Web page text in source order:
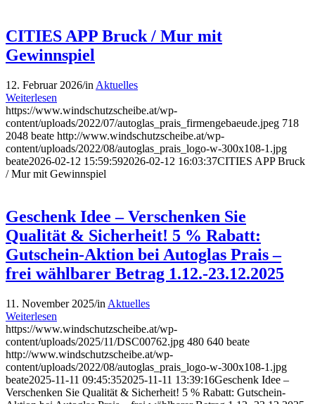
CITIES APP Bruck / Mur mit
Gewinnspiel
12. Februar 2026/in Aktuelles
Weiterlesen
https://www.windschutzscheibe.at/wp-
content/uploads/2022/07/autoglas_prais_firmengebaeude.jpeg 718
2048 beate http://www.windschutzscheibe.at/wp-
content/uploads/2022/08/autoglas_prais_logo-w-300x108-1.jpg
beate2026-02-12 15:59:592026-02-12 16:03:37CITIES APP Bruck
/ Mur mit Gewinnspiel
Geschenk Idee – Verschenken Sie
Qualität & Sicherheit! 5 % Rabatt:
Gutschein-Aktion bei Autoglas Prais –
frei wählbarer Betrag 1.12.-23.12.2025
11. November 2025/in Aktuelles
Weiterlesen
https://www.windschutzscheibe.at/wp-
content/uploads/2025/11/DSC00762.jpg 480 640 beate
http://www.windschutzscheibe.at/wp-
content/uploads/2022/08/autoglas_prais_logo-w-300x108-1.jpg
beate2025-11-11 09:45:352025-11-11 13:39:16Geschenk Idee –
Verschenken Sie Qualität & Sicherheit! 5 % Rabatt: Gutschein-